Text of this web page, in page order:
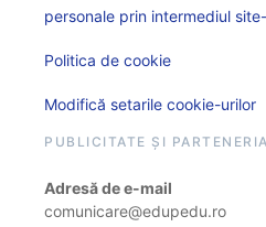
personale prin intermediul
Politica de cookie
Modifică setarile cookie-urilor
PUBLICITATE ȘI
Adresă de e-mail
comunicare@edupedu.ro